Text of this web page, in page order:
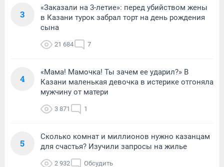
3
«Заказали на 3-летие»: перед убийством жены
в Казани турок забрал торт на день рождения
сына
21 684 7
4
«Мама! Мамочка! Ты зачем ее ударил?» В
Казани маленькая девочка в истерике отгоняла
мужчину от матери
3 871 1
5
Сколько комнат и миллионов нужно казанцам
для счастья? Изучили запросы на жилье
2 932 Обсудить